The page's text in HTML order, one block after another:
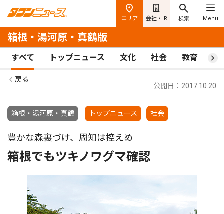
エリア 会社・IR 検索 Menu
箱根・湯河原・真鶴版
すべて トップニュース 文化 社会 教育 ス
戻る
箱根・湯河原・真鶴 トップニュース 社会
公開日：2017.10.20
豊かな森裏づけ、周知は控えめ
箱根でもツキノワグマ確認